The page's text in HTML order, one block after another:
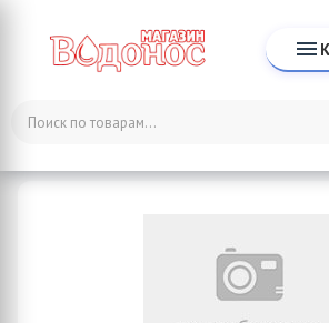
Каталог